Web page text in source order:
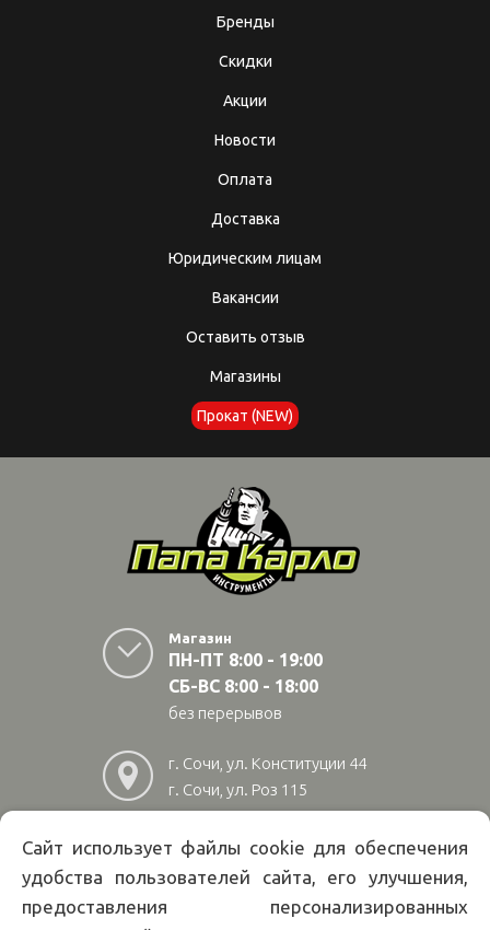
Бренды
Скидки
Акции
Новости
Оплата
Доставка
Юридическим лицам
Вакансии
Оставить отзыв
Магазины
Прокат (NEW)
Магазин
ПН-ПТ 8:00 - 19:00
СБ-ВС 8:00 - 18:00
без перерывов
г. Сочи, ул. Конституции 44
г. Сочи, ул. Роз 115
г. Адлер, ул Авиационная
28/10
222 02 01
Сайт использует файлы cookie для обеспечения
удобства пользователей сайта, его улучшения,
предоставления персонализированных